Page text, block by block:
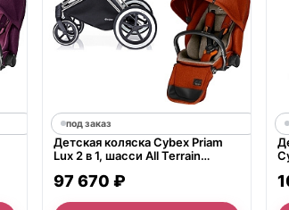
под заказ
Детская коляска Cybex Priam
Lux 2 в 1, шасси All Terrain
97 670 ₽